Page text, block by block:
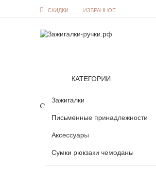
СКИДКИ ИЗБРАННОЕ
КАТЕГОРИИ
Зажигалки
Письменные принадлежности
Аксессуары
Сумки рюкзаки чемоданы
Сумки рюкзаки чемоданы